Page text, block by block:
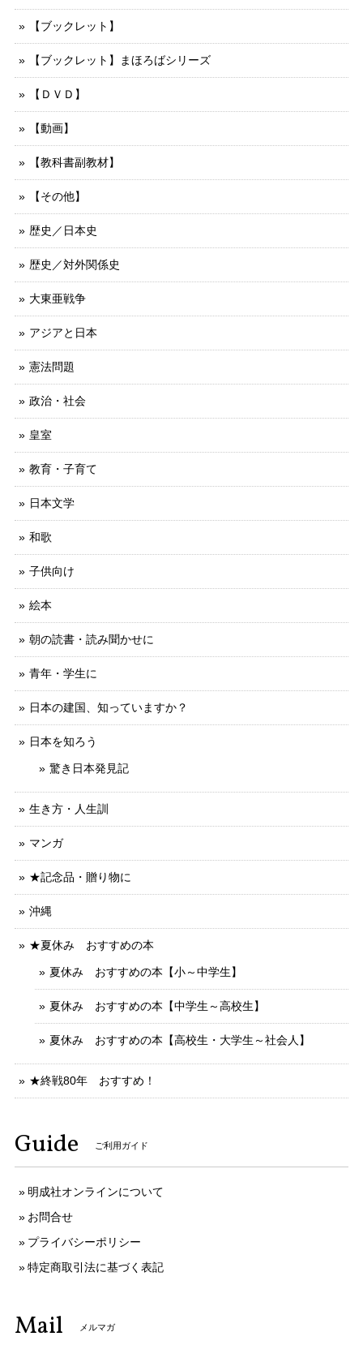
【ブックレット】
【ブックレット】まほろばシリーズ
【ＤＶＤ】
【動画】
【教科書副教材】
【その他】
歴史／日本史
歴史／対外関係史
大東亜戦争
アジアと日本
憲法問題
政治・社会
皇室
教育・子育て
日本文学
和歌
子供向け
絵本
朝の読書・読み聞かせに
青年・学生に
日本の建国、知っていますか？
日本を知ろう
驚き日本発見記
生き方・人生訓
マンガ
★記念品・贈り物に
沖縄
★夏休み おすすめの本
夏休み おすすめの本【小～中学生】
夏休み おすすめの本【中学生～高校生】
夏休み おすすめの本【高校生・大学生～社会人】
★終戦80年 おすすめ！
Guide ご利用ガイド
明成社オンラインについて
お問合せ
プライバシーポリシー
特定商取引法に基づく表記
Mail メルマガ